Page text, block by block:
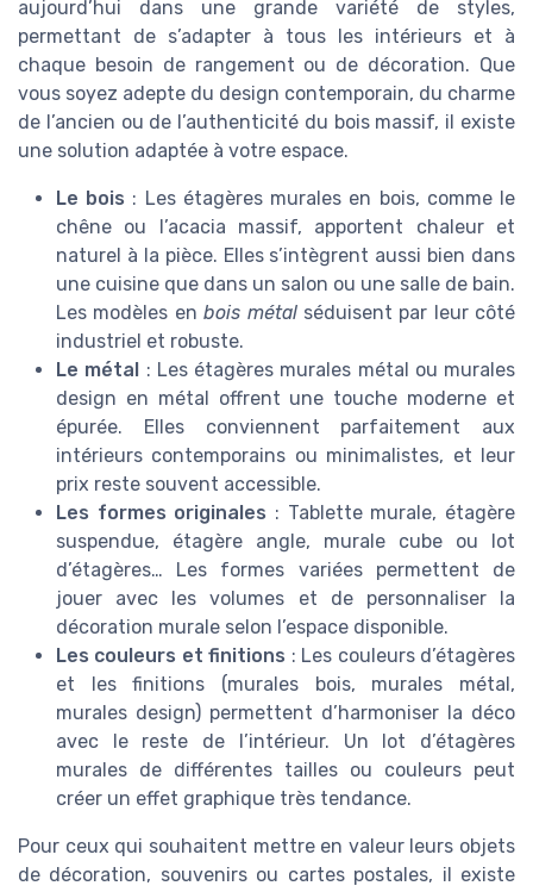
aujourd’hui dans une grande variété de styles,
permettant de s’adapter à tous les intérieurs et à
chaque besoin de rangement ou de décoration. Que
vous soyez adepte du design contemporain, du charme
de l’ancien ou de l’authenticité du bois massif, il existe
une solution adaptée à votre espace.
Le bois : Les étagères murales en bois, comme le
chêne ou l’acacia massif, apportent chaleur et
naturel à la pièce. Elles s’intègrent aussi bien dans
une cuisine que dans un salon ou une salle de bain.
Les modèles enbois métalséduisent par leur côté
industriel et robuste.
Le métal
: Les étagères murales métal ou murales
design en métal offrent une touche moderne et
épurée. Elles conviennent parfaitement aux
intérieurs contemporains ou minimalistes, et leur
prix reste souvent accessible.
Les formes originales : Tablette murale, étagère
suspendue, étagère angle, murale cube ou lot
d’étagères… Les formes variées permettent de
jouer avec les volumes et de personnaliser la
décoration murale selon l’espace disponible.
Les couleurs et finitions : Les couleurs d’étagères
et les finitions (murales bois, murales métal,
murales design) permettent d’harmoniser la déco
avec le reste de l’intérieur. Un lot d’étagères
murales de différentes tailles ou couleurs peut
créer un effet graphique très tendance.
Pour ceux qui souhaitent mettre en valeur leurs objets
de décoration, souvenirs ou cartes postales, il existe